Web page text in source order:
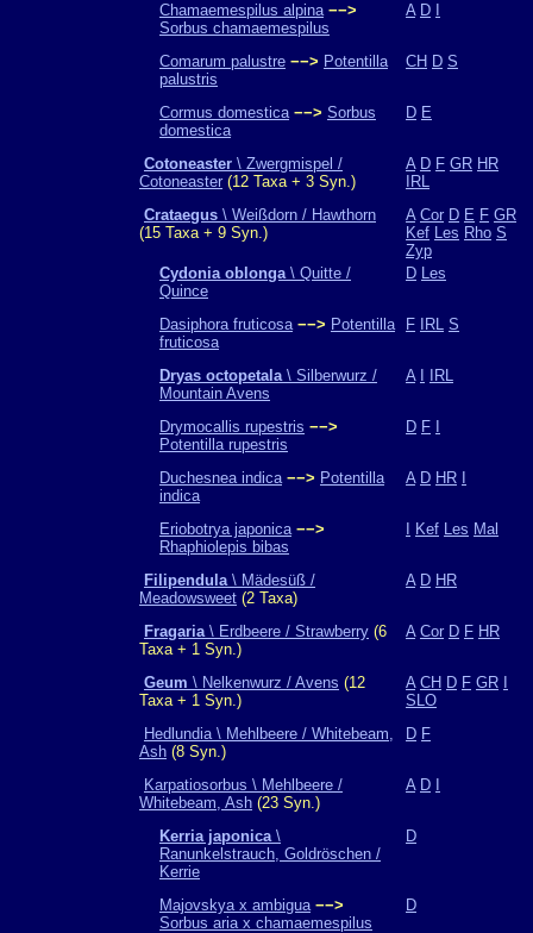
Chamaemespilus alpina −−>
Sorbus chamaemespilus
A D
Comarum palustre −−> Potentilla
palustris
CH D S
Cormus domestica −−> Sorbus
domestica
D E
Cotoneaster \ Zwergmispel /
Cotoneaster (12 Taxa + 3 Syn.)
A D F GR HR
IRL
Crataegus \ Weißdorn / Hawthorn
(15 Taxa + 9 Syn.)
A Cor D E F GR
Kef Les Rho S
Zyp
Cydonia oblonga\ Quitte /
Quince
D Les
Dasiphora fruticosa −−> Potentilla
fruticosa
F IRL S
Dryas octopetala\ Silberwurz /
Mountain Avens
A IRL
Drymocallis rupestris −−>
Potentilla rupestris
D F
Duchesnea indica −−> Potentilla
indica
A D HR
Eriobotrya japonica −−>
Rhaphiolepis bibas
Kef Les Mal
Filipendula\ Mädesüß /
Meadowsweet (2 Taxa)
A D HR
Fragaria\ Erdbeere / Strawberry (6
Taxa + 1 Syn.)
A Cor D F HR
Geum \ Nelkenwurz / Avens (12
Taxa + 1 Syn.)
A CH D F GR
SLO
Hedlundia \ Mehlbeere / Whitebeam,
Ash (8 Syn.)
D F
Karpatiosorbus \ Mehlbeere /
Whitebeam, Ash (23 Syn.)
A D
Kerria japonica\
Ranunkelstrauch, Goldröschen /
Kerrie
D
Majovskya x ambigua −−>
Sorbus aria x chamaemespilus
D